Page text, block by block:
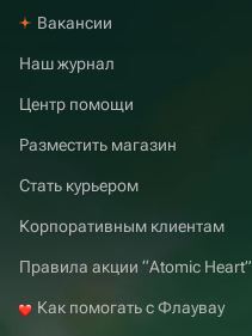
Вакансии
Наш журнал
Центр помощи
Разместить магазин
Стать курьером
Корпоративным клиентам
Правила акции “Atomic Heart”
Как помогать с Флаувау